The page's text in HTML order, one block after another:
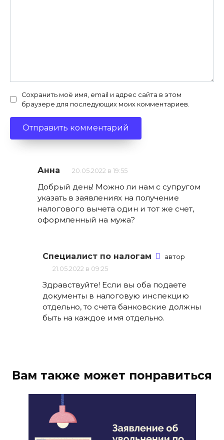
Сохранить моё имя, email и адрес сайта в этом
браузере для последующих моих комментариев.
Анна 20.05.2022 в 19:55
Добрый день! Можно ли нам с супругом
указать в заявлениях на получение
налогового вычета один и тот же счет,
оформленный на мужа?
Специалист по налогам
автор
21.05.2022 в 09:25
Здравствуйте! Если вы оба подаете
документы в налоговую инспекцию
отдельно, то счета банковские должны
быть на каждое имя отдельно.
Вам также может понравиться